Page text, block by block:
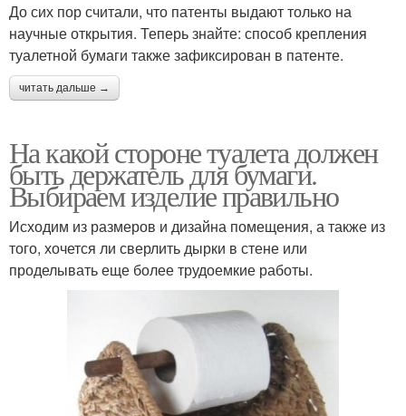
До сих пор считали, что патенты выдают только на
научные открытия. Теперь знайте: способ крепления
туалетной бумаги также зафиксирован в патенте.
читать дальше →
На какой стороне туалета должен
быть держатель для бумаги.
Выбираем изделие правильно
Исходим из размеров и дизайна помещения, а также из
того, хочется ли сверлить дырки в стене или
проделывать еще более трудоемкие работы.